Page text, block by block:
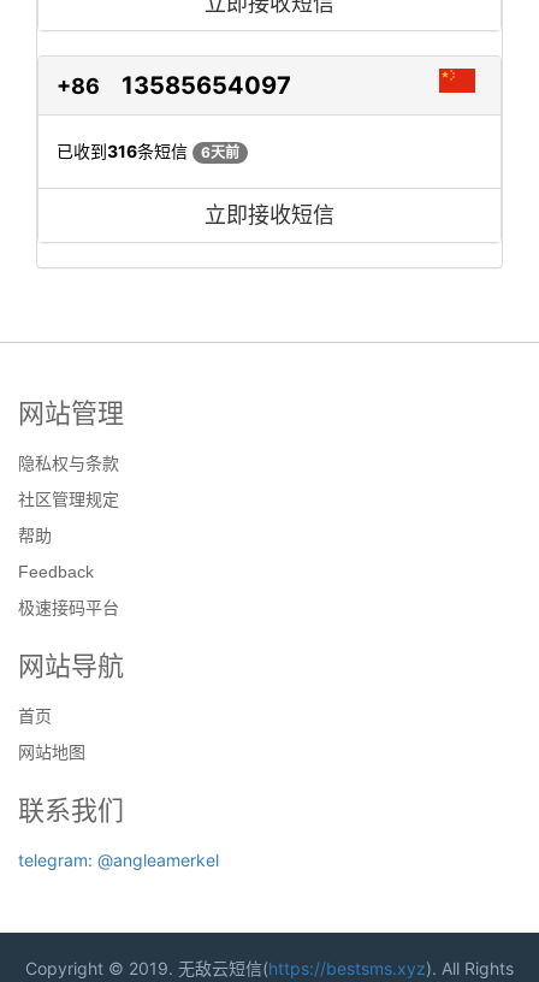
+86 13585654097
已收到316条短信 6天前
立即接收短信
网站管理
隐私权与条款
社区管理规定
帮助
Feedback
极速接码平台
网站导航
首页
网站地图
联系我们
telegram: @angleamerkel
Copyright © 2019. 无敌云短信(https://bestsms.xyz). All Rights